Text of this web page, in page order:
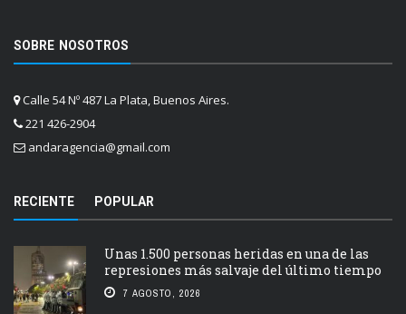
SOBRE NOSOTROS
Calle 54 Nº 487 La Plata, Buenos Aires.
221 426-2904
andaragencia@gmail.com
RECIENTE POPULAR
Unas 1.500 personas heridas en una de las
represiones más salvaje del último tiempo
7 AGOSTO, 2026